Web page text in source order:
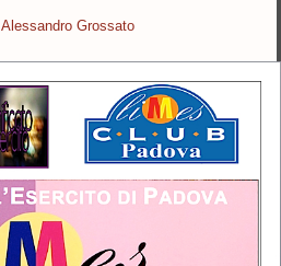
Alessandro Grossato